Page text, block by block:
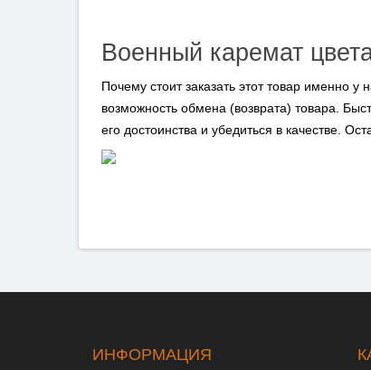
Военный каремат
Почему стоит заказать этот товар именно
возможность обмена (возврата) товара.
его достоинства и убедиться в качестве.
ИНФОРМАЦИЯ